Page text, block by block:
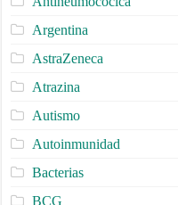
Argentina
AstraZeneca
Atrazina
Autismo
Autoinmunidad
Bacterias
BCG